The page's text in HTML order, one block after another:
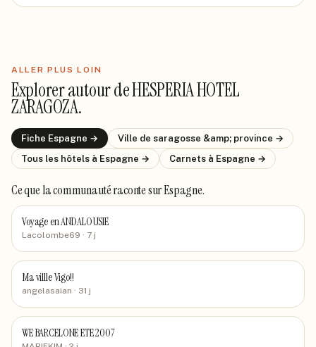
ALLER PLUS LOIN
Explorer autour deHESPERIA HOTEL
ZARAGOZA.
Fiche Espagne → Ville de saragosse &amp; province →
Tous les hôtels à Espagne → Carnets à Espagne →
Ce que la communauté racontesur Espagne.
Voyage en ANDALOUSIE
Lacolombe69 · 7 j
Ma villle Vigo!!
angelasaian · 31 j
WE BARCELONE ETE 2007